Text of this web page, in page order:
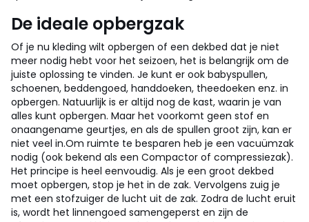
De ideale opbergzak
Of je nu kleding wilt opbergen of een dekbed dat je niet
meer nodig hebt voor het seizoen, het is belangrijk om de
juiste oplossing te vinden. Je kunt er ook babyspullen,
schoenen, beddengoed, handdoeken, theedoeken enz. in
opbergen. Natuurlijk is er altijd nog de kast, waarin je van
alles kunt opbergen. Maar het voorkomt geen stof en
onaangename geurtjes, en als de spullen groot zijn, kan er
niet veel in.Om ruimte te besparen heb je een vacuümzak
nodig (ook bekend als een Compactor of compressiezak).
Het principe is heel eenvoudig. Als je een groot dekbed
moet opbergen, stop je het in de zak. Vervolgens zuig je
met een stofzuiger de lucht uit de zak. Zodra de lucht eruit
is, wordt het linnengoed samengeperst en zijn de